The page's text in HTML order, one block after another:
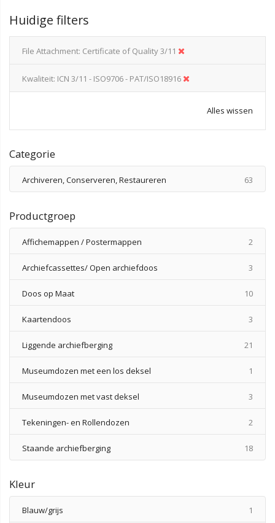
Huidige filters
File Attachment Certificate of Quality 3/11
Kwaliteit ICN 3/11 - ISO9706 - PAT/ISO18916
Alles wissen
Categorie
Archiveren, Conserveren, Restaureren 63
Productgroep
Affichemappen / Postermappen 2
Archiefcassettes/ Open archiefdoos 3
Doos op Maat 10
Kaartendoos 3
Liggende archiefberging 21
Museumdozen met een los deksel 1
Museumdozen met vast deksel 3
Tekeningen- en Rollendozen 2
Staande archiefberging 18
Kleur
Blauw/grijs 1